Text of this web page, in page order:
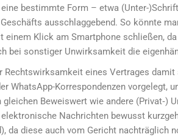
bestimmte Form – etwa (Unter-
ausschlaggebend. So könnte
einem Klick am Smartphone schließen,
bei sonstiger Unwirksamkeit die
Rechtswirksamkeit eines Vertrages
WhatsApp-Korrespondenzen vorgelegt,
Beweiswert wie andere
Nachrichten bewusst
da diese auch vom Gericht nachträglich